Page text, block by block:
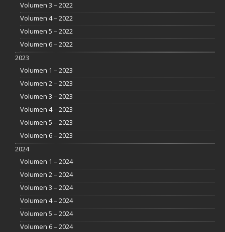
Volumen 3 – 2022
Volumen 4 – 2022
Volumen 5 – 2022
Volumen 6 – 2022
2023
Volumen 1 – 2023
Volumen 2 – 2023
Volumen 3 – 2023
Volumen 4 – 2023
Volumen 5 – 2023
Volumen 6 – 2023
2024
Volumen 1 – 2024
Volumen 2 – 2024
Volumen 3 – 2024
Volumen 4 – 2024
Volumen 5 – 2024
Volumen 6 – 2024